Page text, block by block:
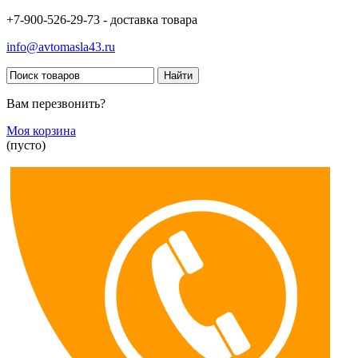
+7-900-526-29-73 - доставка товара
info@avtomasla43.ru
Вам перезвонить?
Моя корзина
(пусто)